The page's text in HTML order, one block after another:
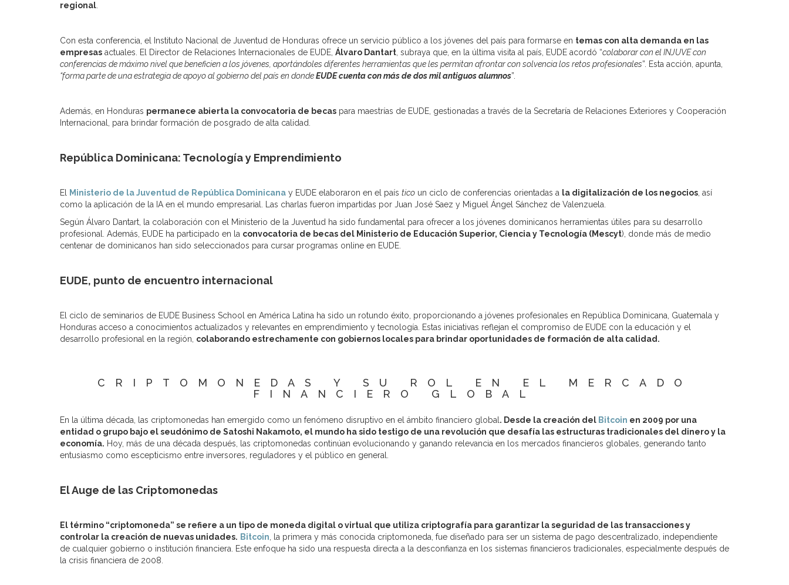
regional
Con esta conferencia, el Instituto Nacional de Juventud de Honduras ofrece un servicio público a los jóvenes del país para formarse en temas con alta demanda en las
empresas actuales. El Director de Relaciones Internacionales de EUDE, Álvaro Dantart , subraya que, en la última visita al país, EUDE acordó “colaborar con el INJUVE con
conferencias de máximo nivel que beneficien a los jóvenes, aportándoles diferentes herramientas que les permitan afrontar con solvencia los retos profesionales”. Esta acción, apunta,
“forma parte de una estrategia de apoyo al gobierno del país en dondeEUDE cuenta con más de dos mil antiguos alumnos”.
Además, en Honduras permanece abierta la convocatoria de becas para maestrías de EUDE, gestionadas a través de la Secretaría de Relaciones Exteriores y Cooperación
Internacional, para brindar formación de posgrado de alta calidad.
República Dominicana: Tecnología y Emprendimiento
El Ministerio de la Juventud de República Dominicana y EUDE elaboraron en el país tico un ciclo de conferencias orientadas a la digitalización de los negocios , así
como la aplicación de la IA en el mundo empresarial. Las charlas fueron impartidas por Juan José Saez y Miguel Ángel Sánchez de Valenzuela.
Según Álvaro Dantart, la colaboración con el Ministerio de la Juventud ha sido fundamental para ofrecer a los jóvenes dominicanos herramientas útiles para su desarrollo
profesional. Además, EUDE ha participado en la convocatoria de becas del Ministerio de Educación Superior, Ciencia y Tecnología (Mescyt), donde más de medio
centenar de dominicanos han sido seleccionados para cursar programas online en EUDE.
EUDE, punto de encuentro internacional
El ciclo de seminarios de EUDE Business School en América Latina ha sido un rotundo éxito, proporcionando a jóvenes profesionales en República Dominicana, Guatemala y
Honduras acceso a conocimientos actualizados y relevantes en emprendimiento y tecnología. Estas iniciativas reflejan el compromiso de EUDE con la educación y el
desarrollo profesional en la región, colaborando estrechamente con gobiernos locales para brindar oportunidades de formación de alta calidad.
CRIPTOMONEDAS Y SU ROL EN EL MERCADO
FINANCIERO GLOBAL
En la última década, las criptomonedas han emergido como un fenómeno disruptivo en el ámbito financiero global . Desde la creación del Bitcoin en 2009 por una
entidad o grupo bajo el seudónimo de Satoshi Nakamoto, el mundo ha sido testigo de una revolución que desafía las estructuras tradicionales del dinero y la
economía. Hoy, más de una década después, las criptomonedas continúan evolucionando y ganando relevancia en los mercados financieros globales, generando tanto
entusiasmo como escepticismo entre inversores, reguladores y el público en general.
El Auge de las Criptomonedas
El término “criptomoneda” se refiere a un tipo de moneda digital o virtual que utiliza criptografía para garantizar la seguridad de las transacciones y
controlar la creación de nuevas unidades. Bitcoin , la primera y más conocida criptomoneda, fue diseñado para ser un sistema de pago descentralizado, independiente
de cualquier gobierno o institución financiera. Este enfoque ha sido una respuesta directa a la desconfianza en los sistemas financieros tradicionales, especialmente después de
la crisis financiera de 2008.